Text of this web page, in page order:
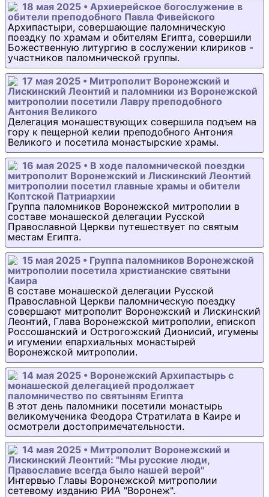
18 мая 2025 • Архиерейское богослужение в
обители преподобного Павла Фивейского
Архипастыри, совершающие паломническую
поездку по храмам и обителям Египта, совершили
Божественную литургию в сослужении клириков -
участников паломнической группы.
17 мая 2025 • Митрополит Воронежский и
Лискинский Леонтий и паломники из Воронежской
митрополии посетили Лавру преподобного
Антония Великого
Делегация монашествующих совершила подъем на
гору к пещерной келии преподобного Антония
Великого и посетила монастырские храмы.
16 мая 2025 • В ходе паломнической поездки
митрополит Воронежский и Лискинский Леонтий
митрополии посетил главные храмы и обители
Коптской Патриархии
Группа паломников Воронежской митрополии в
составе монашеской делегации Русской
Православной Церкви путешествует по святым
местам Египта.
15 мая 2025 • Группа паломников Воронежской
митрополии посетила христианские святыни
Каира
В составе монашеской делегации Русской
Православной Церкви паломническую поездку
совершают митрополит Воронежский и Лискинский
Леонтий, Глава Воронежской митрополии, епископ
Россошанский и Острогожский Дионисий, игумены
и игумении епархиальных монастырей
Воронежской митрополии.
14 мая 2025 • Воронежский Архипастырь с
монашеской делегацией продолжает
паломничество по святыням Египта
В этот день паломники посетили монастырь
великомученика Феодора Стратилата в Каире и
осмотрели достопримечательности.
14 мая 2025 • Митрополит Воронежский и
Лискинский Леонтий: "Мы русские люди,
Православие всегда было нашей верой"
Интервью Главы Воронежской митрополии
сетевому изданию РИА "Воронеж".